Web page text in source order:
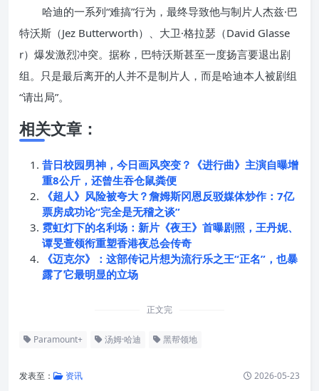
哈迪的一系列“难搞”行为，最终导致他与制片人杰兹·巴
特沃斯（Jez Butterworth）、大卫·格拉瑟（David Glasse
r）爆发激烈冲突。据称，巴特沃斯甚至一度扬言要退出剧
组。只是最后离开的人并不是制片人，而是哈迪本人被剧组
“请出局”。
相关文章：
昔日校园男神，今日画风突变？《进行曲》主演自曝增
重8公斤，还曾生吞仓鼠粪便
《超人》风险被夸大？詹姆斯冈恩反驳媒体炒作：7亿
票房成功论“完全是无稽之谈”
霓虹灯下的名利场：新片《夜王》首曝剧照，王丹妮、
谭旻萱领衔重塑香港夜总会传奇
《迈克尔》：这部传记片想为流行乐之王“正名”，也暴
露了它最明显的立场
正文完
Paramount+ 汤姆·哈迪 黑帮领地
发表至： 资讯 2026-05-23